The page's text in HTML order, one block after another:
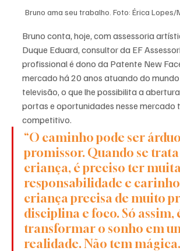
Bruno ama seu trabalho. Foto: Érica Lopes/
Bruno conta, hoje, com assessoria
Duque Eduard, consultor da EF
profissional é dono da Patente New
mercado há 20 anos atuando do
televisão, o que lhe possibilita a
portas e oportunidades nesse mercado
competitivo.
“O caminho pode ser
promissor. Quando se
criança, é preciso ter
responsabilidade e
criança precisa de muito
disciplina e foco. Só assim,
transformar o sonho em
realidade. Não tem mágica.